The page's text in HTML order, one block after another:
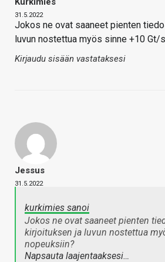
31.5.2022
Jokos ne ovat saaneet pienten
luvun nostettua myös sinne +10 Gt/
Kirjaudu sisään vastataksesi
Jessus
31.5.2022
kurkimies sanoi
Jokos ne ovat saaneet pienten
kirjoituksen ja luvun nostettua
nopeuksiin?
Napsauta laajentaaksesi…